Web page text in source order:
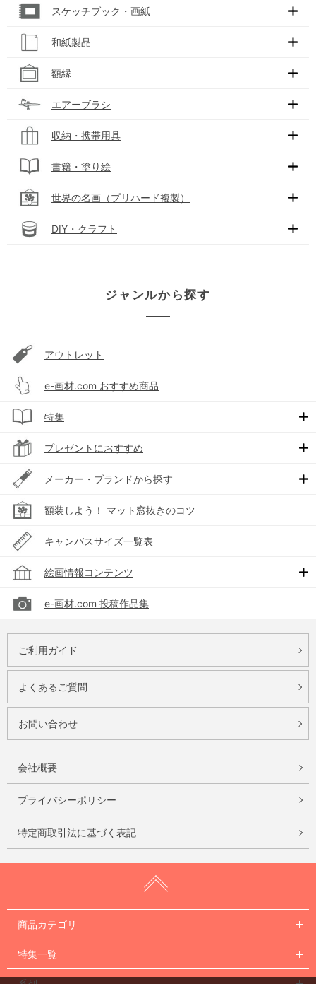
スケッチブック・画紙
和紙製品
額縁
エアーブラシ
収納・携帯用具
書籍・塗り絵
世界の名画（プリハード複製）
DIY・クラフト
ジャンルから探す
アウトレット
e-画材.com おすすめ商品
特集
プレゼントにおすすめ
メーカー・ブランドから探す
額装しよう！ マット窓抜きのコツ
キャンバスサイズ一覧表
絵画情報コンテンツ
e-画材.com 投稿作品集
ご利用ガイド
よくあるご質問
お問い合わせ
会社概要
プライバシーポリシー
特定商取引法に基づく表記
商品カテゴリ
特集一覧